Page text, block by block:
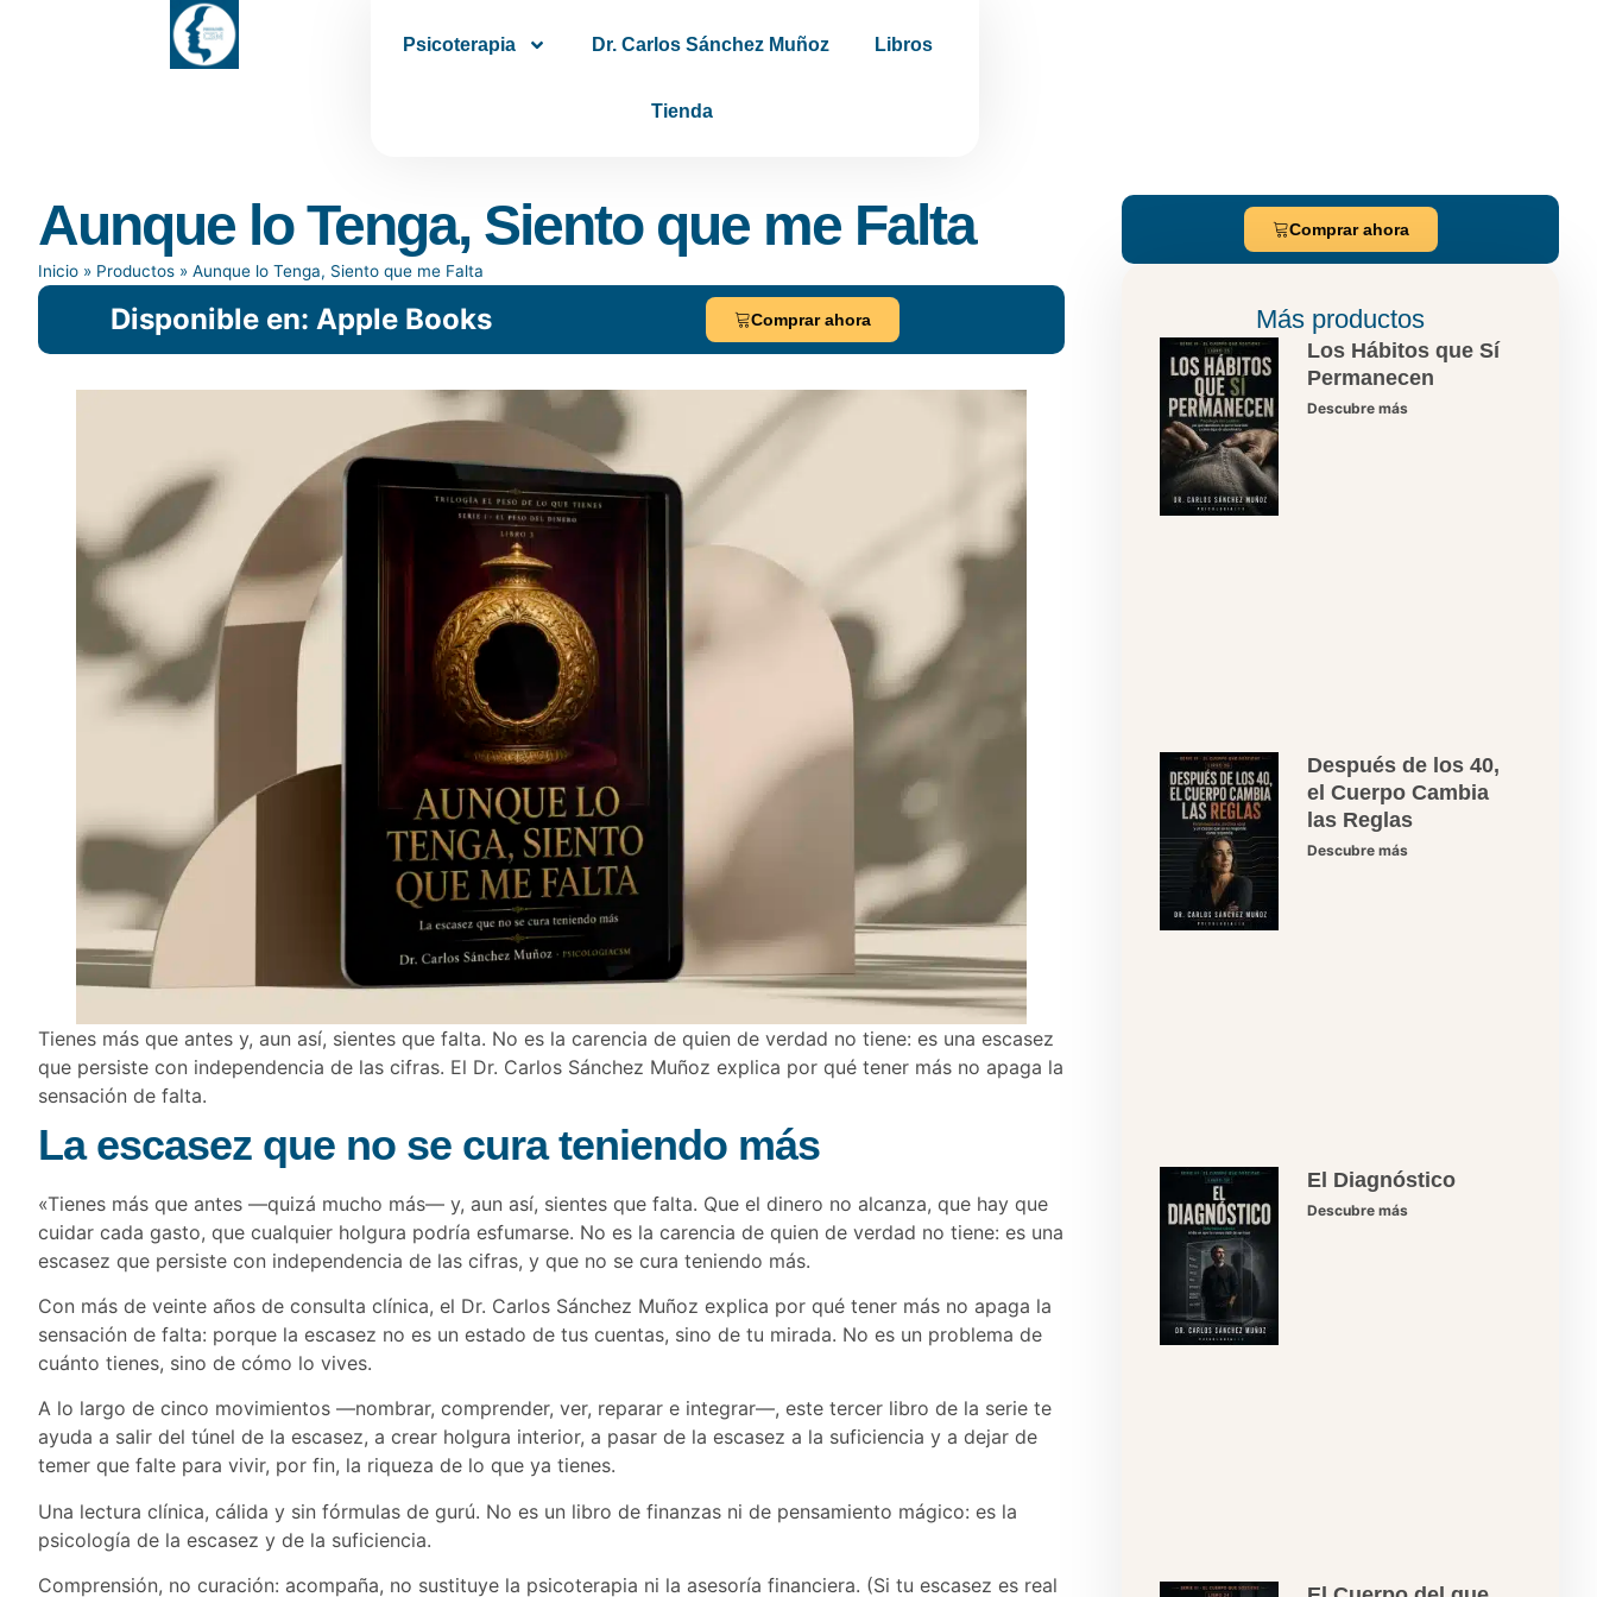
Psicoterapia Dr. Carlos Sánchez Muñoz Libros
Tienda
Aunque lo Tenga, Siento que me Falta
Inicio » Productos » Aunque lo Tenga, Siento que me Falta
Disponible en: Apple Books Comprar ahora
Tienes más que antes y, aun así, sientes que falta. No es la carencia de quien de verdad no tiene: es una escasez
que persiste con independencia de las cifras. El Dr. Carlos Sánchez Muñoz explica por qué tener más no apaga la
sensación de falta.
La escasez que no se cura teniendo más
«Tienes más que antes —quizá mucho más— y, aun así, sientes que falta. Que el dinero no alcanza, que hay que
cuidar cada gasto, que cualquier holgura podría esfumarse. No es la carencia de quien de verdad no tiene: es una
escasez que persiste con independencia de las cifras, y que no se cura teniendo más.
Con más de veinte años de consulta clínica, el Dr. Carlos Sánchez Muñoz explica por qué tener más no apaga la
sensación de falta: porque la escasez no es un estado de tus cuentas, sino de tu mirada. No es un problema de
cuánto tienes, sino de cómo lo vives.
A lo largo de cinco movimientos —nombrar, comprender, ver, reparar e integrar—, este tercer libro de la serie te
ayuda a salir del túnel de la escasez, a crear holgura interior, a pasar de la escasez a la suficiencia y a dejar de
temer que falte para vivir, por fin, la riqueza de lo que ya tienes.
Una lectura clínica, cálida y sin fórmulas de gurú. No es un libro de finanzas ni de pensamiento mágico: es la
psicología de la escasez y de la suficiencia.
Comprensión, no curación: acompaña, no sustituye la psicoterapia ni la asesoría financiera. (Si tu escasez es real
Comprar ahora
Más productos
Los Hábitos que Sí
Permanecen
Descubre más
Después de los 40,
el Cuerpo Cambia
las Reglas
Descubre más
El Diagnóstico
Descubre más